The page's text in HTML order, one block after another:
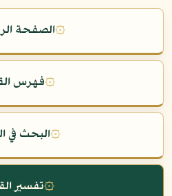
۞الصفحة
۞فهرس
۞البحث في
۞تفسير